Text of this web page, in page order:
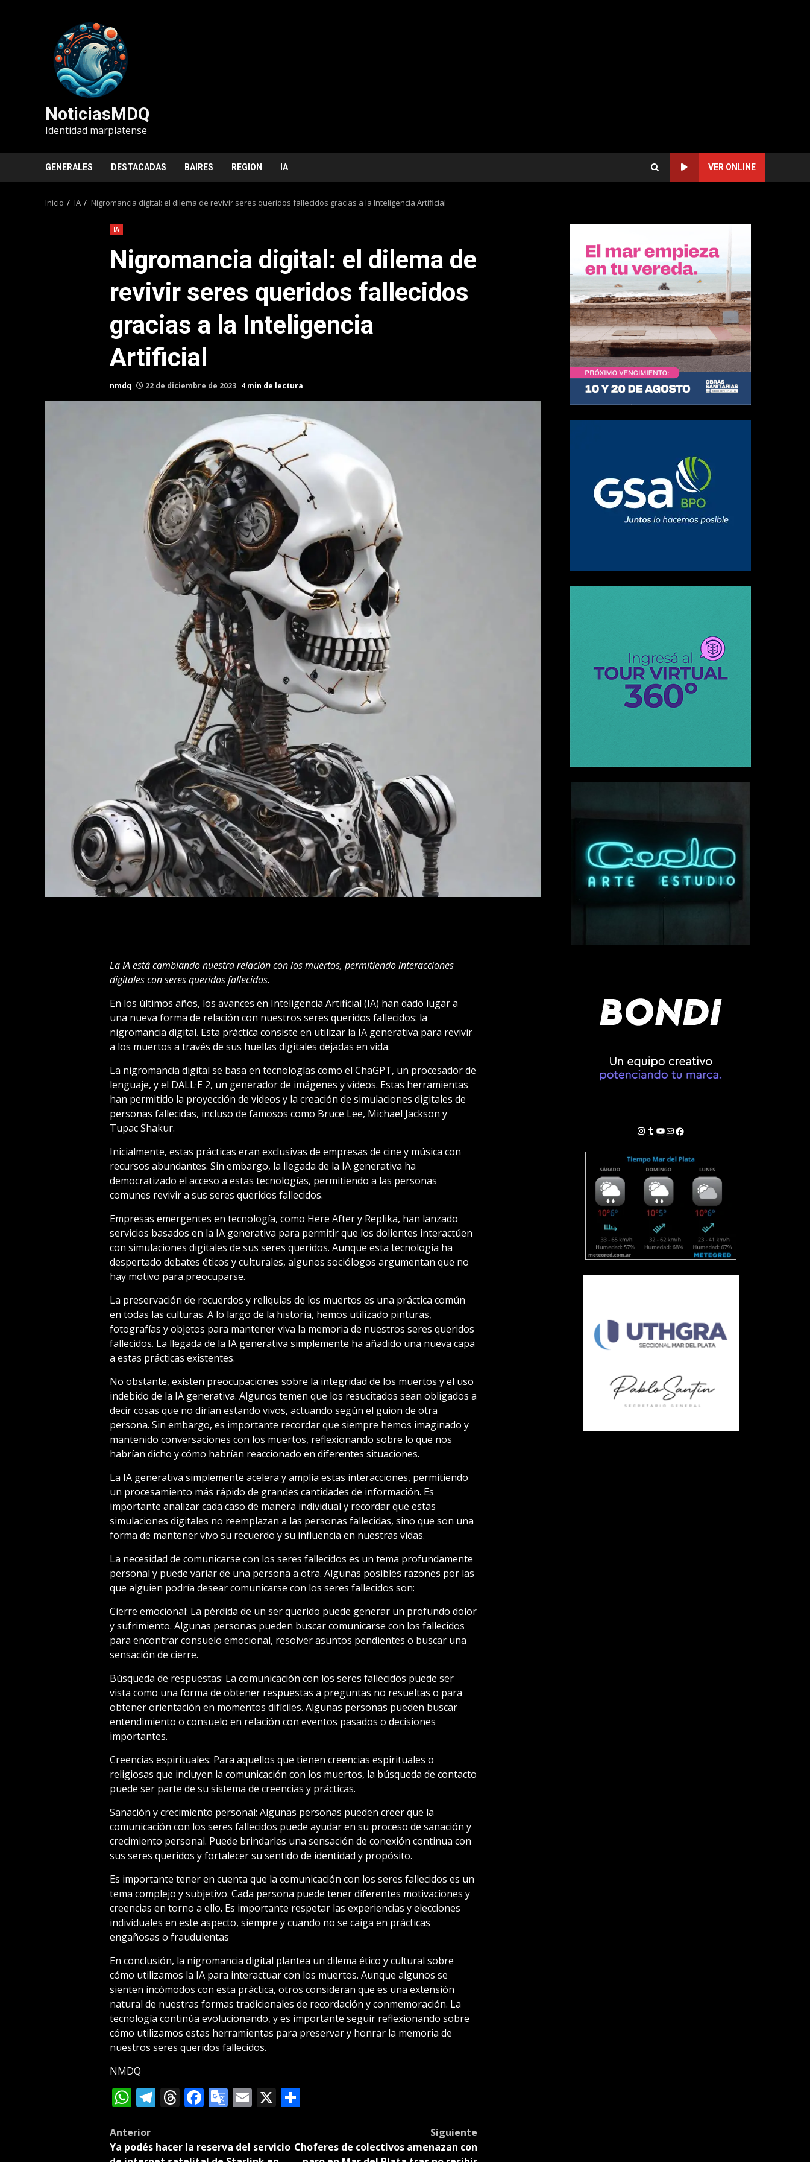
NoticiasMDQ
Identidad marplatense
GENERALES DESTACADAS BAIRES REGION IA VER ONLINE
Inicio IA Nigromancia digital: el dilema de revivir seres queridos fallecidos gracias a la Inteligencia Artificial
IA
Nigromancia digital: el dilema de
revivir seres queridos fallecidos
gracias a la Inteligencia
Artificial
nmdq 22 de diciembre de 2023 4 min de lectura
La IA está cambiando nuestra relación con los muertos, permitiendo interacciones
digitales con seres queridos fallecidos.
En los últimos años, los avances en Inteligencia Artificial (IA) han dado lugar a
una nueva forma de relación con nuestros seres queridos fallecidos: la
nigromancia digital. Esta práctica consiste en utilizar la IA generativa para revivir
a los muertos a través de sus huellas digitales dejadas en vida.
La nigromancia digital se basa en tecnologías como el ChaGPT, un procesador de
lenguaje, y el DALL·E 2, un generador de imágenes y videos. Estas herramientas
han permitido la proyección de videos y la creación de simulaciones digitales de
personas fallecidas, incluso de famosos como Bruce Lee, Michael Jackson y
Tupac Shakur.
Inicialmente, estas prácticas eran exclusivas de empresas de cine y música con
recursos abundantes. Sin embargo, la llegada de la IA generativa ha
democratizado el acceso a estas tecnologías, permitiendo a las personas
comunes revivir a sus seres queridos fallecidos.
Empresas emergentes en tecnología, como Here After y Replika, han lanzado
servicios basados en la IA generativa para permitir que los dolientes interactúen
con simulaciones digitales de sus seres queridos. Aunque esta tecnología ha
despertado debates éticos y culturales, algunos sociólogos argumentan que no
hay motivo para preocuparse.
La preservación de recuerdos y reliquias de los muertos es una práctica común
en todas las culturas. A lo largo de la historia, hemos utilizado pinturas,
fotografías y objetos para mantener viva la memoria de nuestros seres queridos
fallecidos. La llegada de la IA generativa simplemente ha añadido una nueva capa
a estas prácticas existentes.
No obstante, existen preocupaciones sobre la integridad de los muertos y el uso
indebido de la IA generativa. Algunos temen que los resucitados sean obligados a
decir cosas que no dirían estando vivos, actuando según el guion de otra
persona. Sin embargo, es importante recordar que siempre hemos imaginado y
mantenido conversaciones con los muertos, reflexionando sobre lo que nos
habrían dicho y cómo habrían reaccionado en diferentes situaciones.
La IA generativa simplemente acelera y amplía estas interacciones, permitiendo
un procesamiento más rápido de grandes cantidades de información. Es
importante analizar cada caso de manera individual y recordar que estas
simulaciones digitales no reemplazan a las personas fallecidas, sino que son una
forma de mantener vivo su recuerdo y su influencia en nuestras vidas.
La necesidad de comunicarse con los seres fallecidos es un tema profundamente
personal y puede variar de una persona a otra. Algunas posibles razones por las
que alguien podría desear comunicarse con los seres fallecidos son:
Cierre emocional: La pérdida de un ser querido puede generar un profundo dolor
y sufrimiento. Algunas personas pueden buscar comunicarse con los fallecidos
para encontrar consuelo emocional, resolver asuntos pendientes o buscar una
sensación de cierre.
Búsqueda de respuestas: La comunicación con los seres fallecidos puede ser
vista como una forma de obtener respuestas a preguntas no resueltas o para
obtener orientación en momentos difíciles. Algunas personas pueden buscar
entendimiento o consuelo en relación con eventos pasados o decisiones
importantes.
Creencias espirituales: Para aquellos que tienen creencias espirituales o
religiosas que incluyen la comunicación con los muertos, la búsqueda de contacto
puede ser parte de su sistema de creencias y prácticas.
Sanación y crecimiento personal: Algunas personas pueden creer que la
comunicación con los seres fallecidos puede ayudar en su proceso de sanación y
crecimiento personal. Puede brindarles una sensación de conexión continua con
sus seres queridos y fortalecer su sentido de identidad y propósito.
Es importante tener en cuenta que la comunicación con los seres fallecidos es un
tema complejo y subjetivo. Cada persona puede tener diferentes motivaciones y
creencias en torno a ello. Es importante respetar las experiencias y elecciones
individuales en este aspecto, siempre y cuando no se caiga en prácticas
engañosas o fraudulentas
En conclusión, la nigromancia digital plantea un dilema ético y cultural sobre
cómo utilizamos la IA para interactuar con los muertos. Aunque algunos se
sienten incómodos con esta práctica, otros consideran que es una extensión
natural de nuestras formas tradicionales de recordación y conmemoración. La
tecnología continúa evolucionando, y es importante seguir reflexionando sobre
cómo utilizamos estas herramientas para preservar y honrar la memoria de
nuestros seres queridos fallecidos.
NMDQ
WhatsApp
Telegram
Threads
Facebook
Google
Email
X Compartir
Post
Anterior
Ya podés hacer la reserva del servicio
Siguiente
Choferes de colectivos amenazan con
Instagram
Tumblr
YouTube
Correo electrónico
Facebook